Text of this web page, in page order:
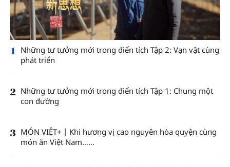
1
Những tư tưởng mới trong điển tích Tập 2: Vạn vật cùng
phát triển
2 Những tư tưởng mới trong điển tích Tập 1: Chung một
con đường
3 MÓN VIỆT+丨Khi hương vị cao nguyên hòa quyện cùng
món ăn Việt Nam……